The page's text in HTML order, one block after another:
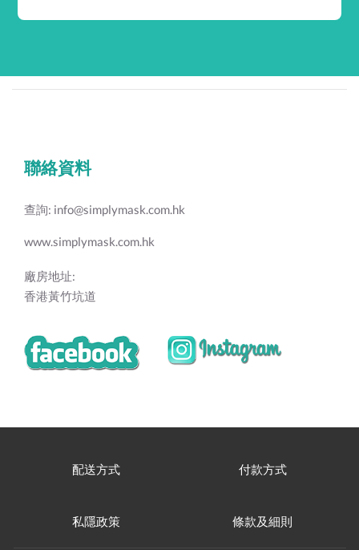
聯絡資料
查詢: info@simplymask.com.hk
www.simplymask.com.hk
廠房地址:
香港黃竹坑道
配送方式 付款方式
私隱政策 條款及細則